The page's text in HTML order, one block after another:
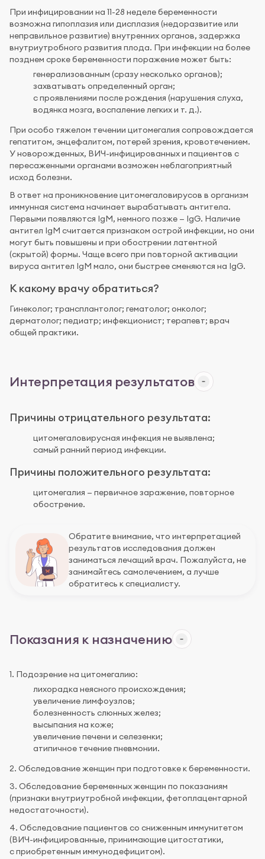
При инфицировании на 11-28 неделе беременности
возможна гипоплазия или дисплазия (недоразвитие или
неправильное развитие) внутренних органов, задержка
внутриутробного развития плода. При инфекции на более
позднем сроке беременности поражение может быть:
генерализованным (сразу несколько органов);
захватывать определенный орган;
с проявлениями после рождения (нарушения слуха,
водянка мозга, воспаление легких и т. д.).
При особо тяжелом течении цитомегалия сопровождается
гепатитом, энцефалитом, потерей зрения, кровотечением.
У новорожденных, ВИЧ-инфицированных и пациентов с
пересаженными органами возможен неблагоприятный
исход болезни.
В ответ на проникновение цитомегаловирусов в организм
иммунная система начинает вырабатывать антитела.
Первыми появляются IgM, немного позже — IgG. Наличие
антител IgM считается признаком острой инфекции, но они
могут быть повышены и при обострении латентной
(скрытой) формы. Чаще всего при повторной активации
вируса антител IgM мало, они быстрее сменяются на IgG.
К какому врачу обратиться?
Гинеколог; трансплантолог; гематолог; онколог;
дерматолог; педиатр; инфекционист; терапевт; врач
общей практики.
Интерпретация результатов
Причины отрицательного результата:
цитомегаловирусная инфекция не выявлена;
самый ранний период инфекции.
Причины положительного результата:
цитомегалия — первичное заражение, повторное
обострение.
Обратите внимание, что интерпретацией
результатов исследования должен
заниматься лечащий врач. Пожалуйста, не
занимайтесь самолечением, а лучше
обратитесь к специалисту.
Показания к назначению
1. Подозрение на цитомегалию:
лихорадка неясного происхождения;
увеличение лимфоузлов;
болезненность слюнных желез;
высыпания на коже;
увеличение печени и селезенки;
атипичное течение пневмонии.
2. Обследование женщин при подготовке к беременности.
3. Обследование беременных женщин по показаниям
(признаки внутриутробной инфекции, фетоплацентарной
недостаточности).
4. Обследование пациентов со сниженным иммунитетом
(ВИЧ-инфицированные, принимающие цитостатики,
с приобретенным иммунодефицитом).